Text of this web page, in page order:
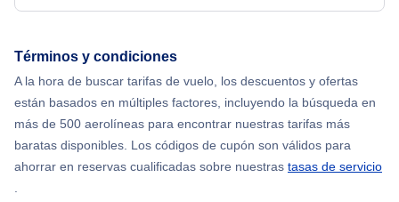
Términos y condiciones
A la hora de buscar tarifas de vuelo, los descuentos y ofertas
están basados en múltiples factores, incluyendo la búsqueda en
más de 500 aerolíneas para encontrar nuestras tarifas más
baratas disponibles. Los códigos de cupón son válidos para
ahorrar en reservas cualificadas sobre nuestras tasas de servicio
.